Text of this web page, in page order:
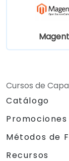
Cursos de
Catálogo
Promociones
Métodos de
Recursos